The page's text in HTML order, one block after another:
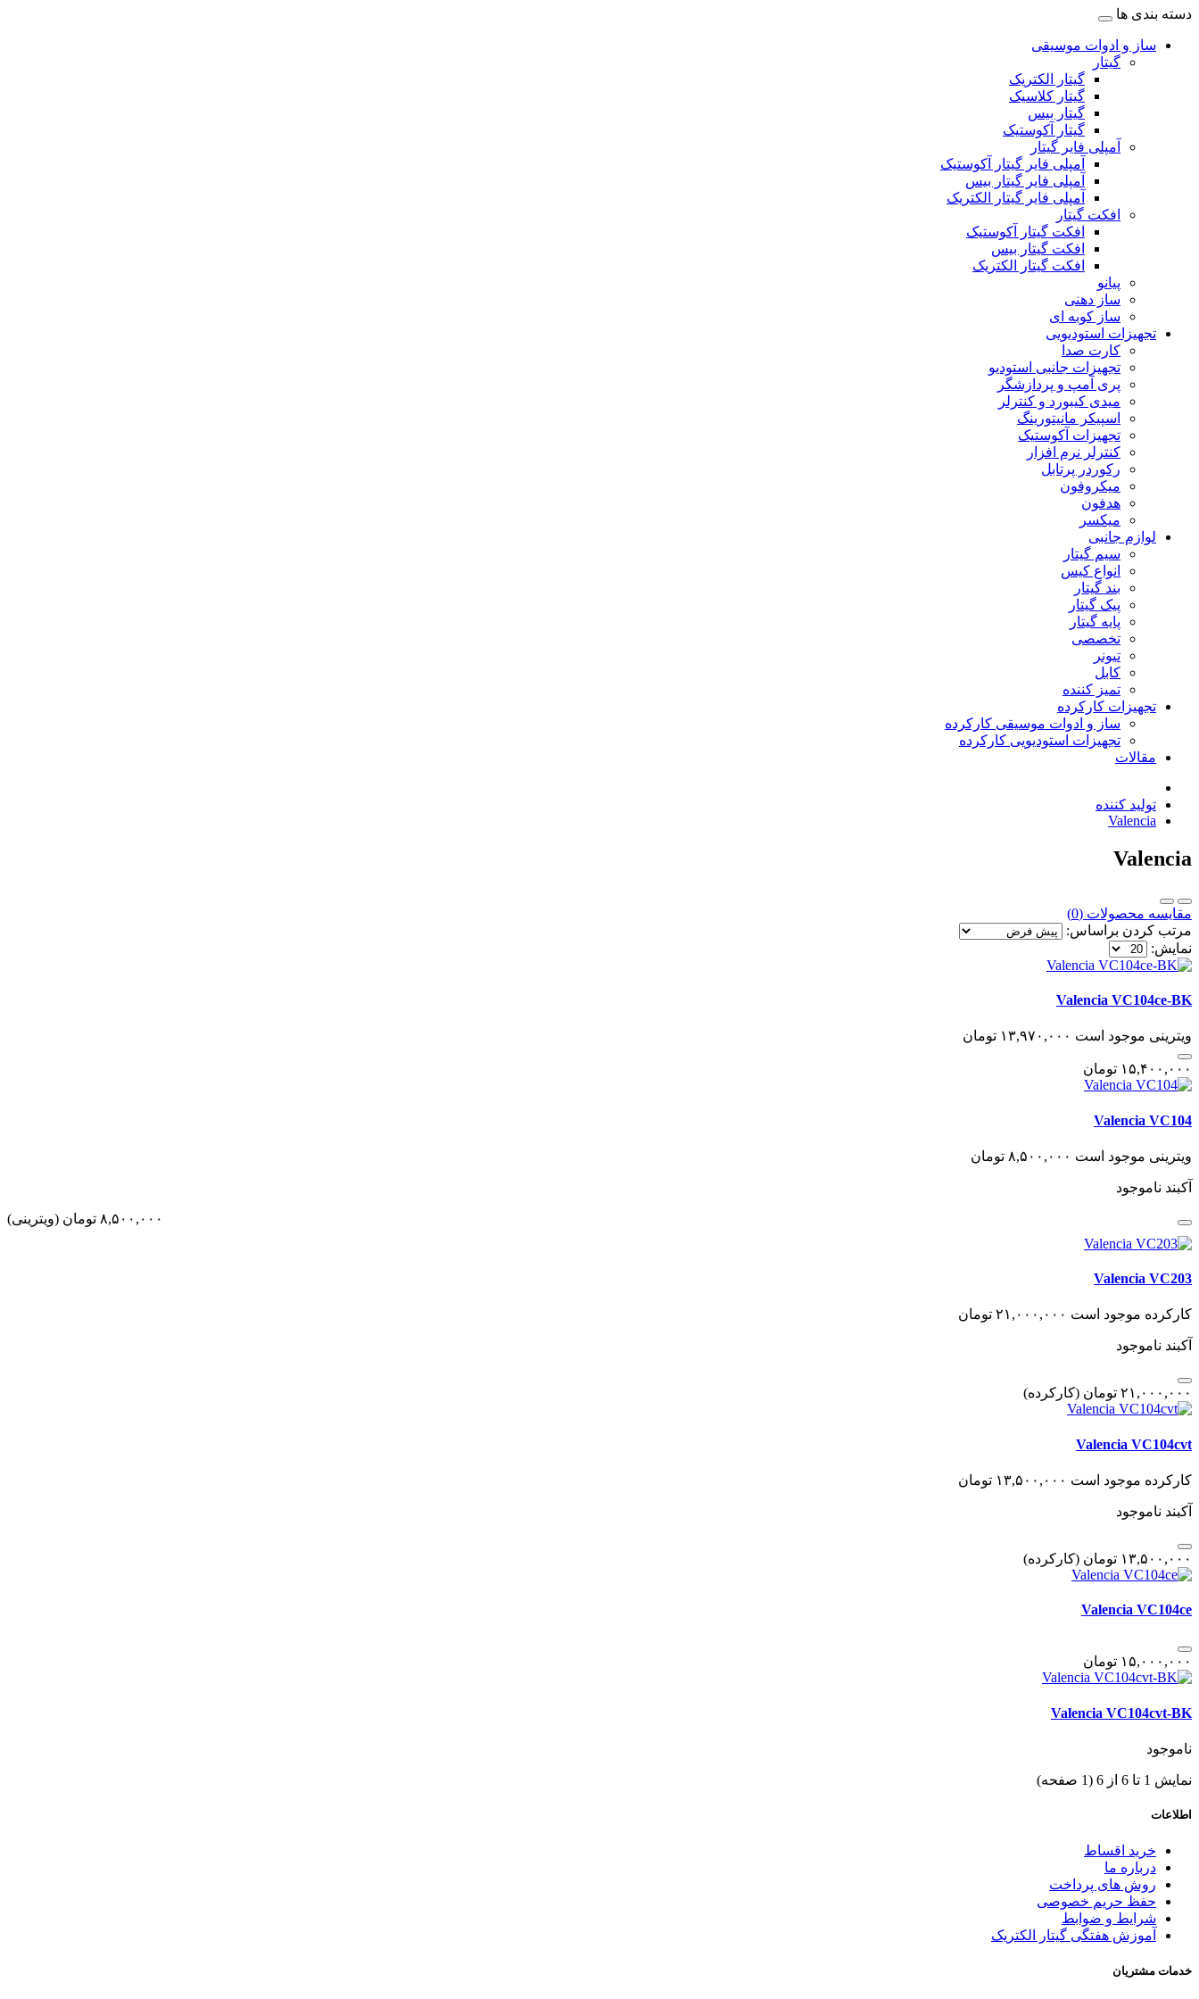
دسته بندی ها
ساز و ادوات موسیقی
گیتار
گیتار الکتریک
گیتار کلاسیک
گیتار بیس
گیتار آکوستیک
آمپلی فایر گیتار
آمپلی فایر گیتار آکوستیک
آمپلی فایر گیتار بیس
آمپلی فایر گیتار الکتریک
افکت گیتار
افکت گیتار آکوستیک
افکت گیتار بیس
افکت گیتار الکتریک
پیانو
ساز دهنی
ساز کوبه ای
تجهیزات استودیویی
کارت صدا
تجهیزات جانبی استودیو
پری آمپ و پردازشگر
میدی کیبورد و کنترلر
اسپیکر مانیتورینگ
تجهیزات آکوستیک
کنترلر نرم افزار
رکوردر پرتابل
میکروفون
هدفون
میکسر
لوازم جانبی
سیم گیتار
انواع کیس
بند گیتار
پیک گیتار
پایه گیتار
تخصصی
تیونر
کابل
تمیز کننده
تجهیزات کارکرده
ساز و ادوات موسیقی کارکرده
تجهیزات استودیویی کارکرده
مقالات
تولید کننده
Valencia
Valencia
مقایسه محصولات (0)
مرتب کردن براساس:
نمایش:
Valencia VC104ce-BK
ویترینی موجود است ١٣,٩٧٠,٠٠٠ تومان
١۵,۴٠٠,٠٠٠ تومان
Valencia VC104
ویترینی موجود است ٨,۵٠٠,٠٠٠ تومان
آکبند ناموجود
٨,۵٠٠,٠٠٠ تومان (ویترینی)
Valencia VC203
کارکرده موجود است ٢١,٠٠٠,٠٠٠ تومان
آکبند ناموجود
٢١,٠٠٠,٠٠٠ تومان (کارکرده)
Valencia VC104cvt
کارکرده موجود است ١٣,۵٠٠,٠٠٠ تومان
آکبند ناموجود
١٣,۵٠٠,٠٠٠ تومان (کارکرده)
Valencia VC104ce
١۵,٠٠٠,٠٠٠ تومان
Valencia VC104cvt-BK
ناموجود
نمایش 1 تا 6 از 6 (1 صفحه)
اطلاعات
خرید اقساط
درباره ما
روش های پرداخت
حفظ حریم خصوصی
شرایط و ضوابط
آموزش هفتگی گیتار الکتریک
خدمات مشتریان